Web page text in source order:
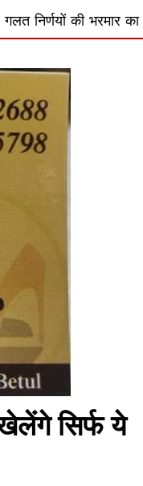
का दुष्परिणाम
सिर्फ ये